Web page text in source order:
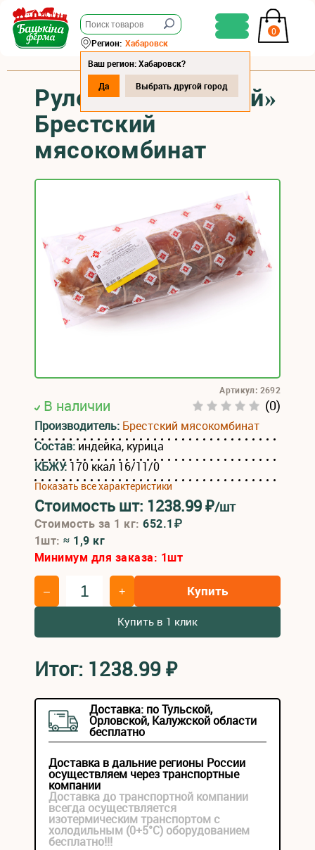
0
Регион: Хабаровск
Ваш регион: Хабаровск?
Да
Выбрать другой город
Рулет «Аппетитный»
Брестский
мясокомбинат
В наличии (0)
Артикул: 2692
Производитель: Брестский мясокомбинат
Состав: индейка, курица
КБЖУ: 170 ккал 16/11/0
Показать все характеристики
Стоимость шт: 1238.99₽/шт
Стоимость за 1 кг:652.1₽
1шт:≈ 1,9 кг
Минимум для заказа: 1шт
– + Купить
Купить в 1 клик
Итог: 1238.99₽
Доставка: по Тульской,
Орловской, Калужской области
бесплатно
Доставка в дальние регионы России
осуществляем через транспортные
компании
Доставка до транспортной компании
всегда осуществляется
изотермическим транспортом с
холодильным (0+5°С) оборудованием
бесплатно!!!